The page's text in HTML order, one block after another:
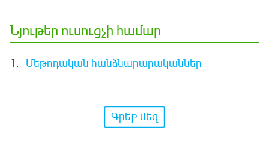
Նյութեր ուսուցչի համար
1. Մեթոդական հանձնարարականներ
Գրեք մեզ